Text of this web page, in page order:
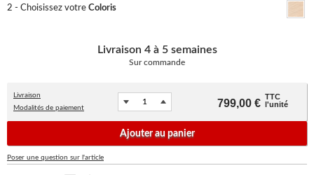
2 - Choisissez votre Coloris
Livraison 4 à 5 semaines
Sur commande
Livraison
Modalités de paiement
799,00 €
TTC
l'unité
Ajouter au panier
Poser une question sur l'article